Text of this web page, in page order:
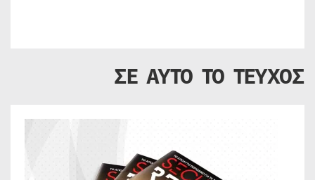
ΣΕ ΑΥΤΟ ΤΟ ΤΕΥΧΟΣ